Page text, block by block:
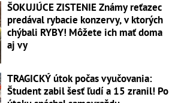
ŠOKUJÚCE ZISTENIE Známy reťazec
predával rybacie konzervy, v ktorých
chýbali RYBY! Môžete ich mať doma
aj vy
TRAGICKÝ útok počas vyučovania:
Študent zabil šesť ľudí a 15 zranil! Po